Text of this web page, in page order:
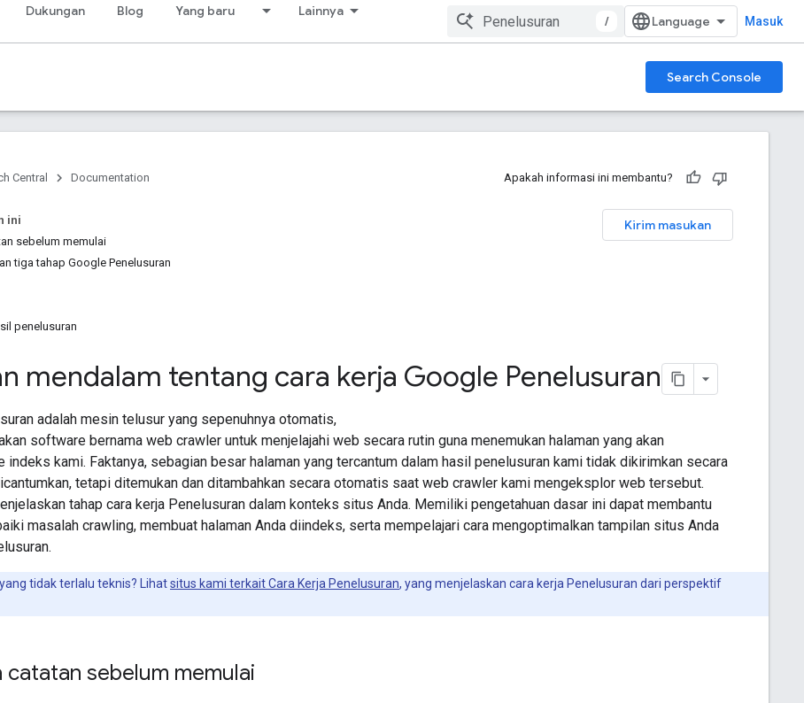
Dukungan Blog Yang baru Lainnya
/ Masuk
Search Console
Central Documentation Apakah informasi ini membantu?
Kirim masukan
ini
sebelum memulai
tiga tahap Google Penelusuran
penelusuran
mendalam tentang cara kerja Google Penelusuran
adalah mesin telusur yang sepenuhnya otomatis,
software bernama web crawler untuk menjelajahi web secara rutin guna menemukan halaman yang akan
indeks kami. Faktanya, sebagian besar halaman yang tercantum dalam hasil penelusuran kami tidak dikirimkan secara
tetapi ditemukan dan ditambahkan secara otomatis saat web crawler kami mengeksplor web tersebut.
tahap cara kerja Penelusuran dalam konteks situs Anda. Memiliki pengetahuan dasar ini dapat membantu
masalah crawling, membuat halaman Anda diindeks, serta mempelajari cara mengoptimalkan tampilan situs Anda
tidak terlalu teknis? Lihatsitus kami terkait Cara Kerja Penelusuran, yang menjelaskan cara kerja Penelusuran dari perspektif
catatan sebelum memulai